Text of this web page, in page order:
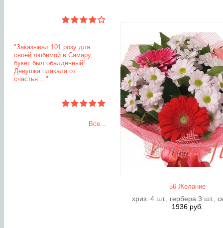
"Заказывал 101 розу для
своей любимой в Самару,
букет был обалденный!
Девушка плакала от
счастья...."
Все...
56 Желание
хриз. 4 шт., гербера 3 шт.,
1936 руб.